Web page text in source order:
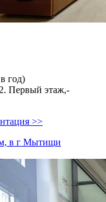
в год)
Первый этаж,­
>>
в г Мытищи